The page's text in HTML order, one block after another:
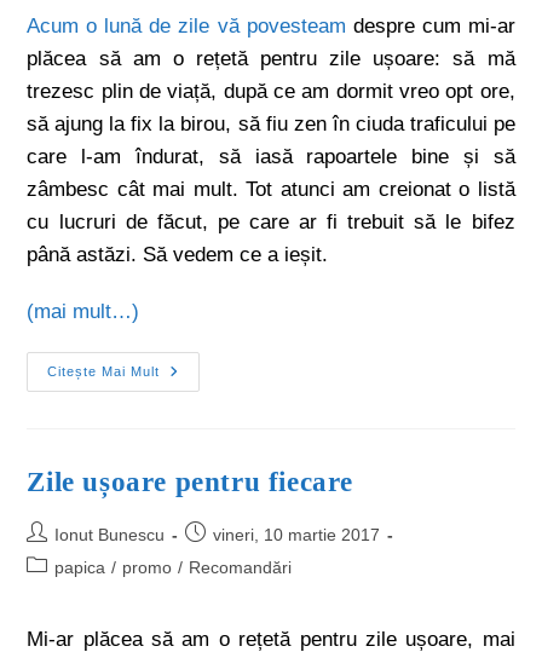
Acum o lună de zile vă povesteam despre cum mi-ar
plăcea să am o rețetă pentru zile ușoare: să mă
trezesc plin de viață, după ce am dormit vreo opt ore,
să ajung la fix la birou, să fiu zen în ciuda traficului pe
care l-am îndurat, să iasă rapoartele bine și să
zâmbesc cât mai mult. Tot atunci am creionat o listă
cu lucruri de făcut, pe care ar fi trebuit să le bifez
până astăzi. Să vedem ce a ieșit.
(mai mult…)
Citește Mai Mult
Zile ușoare pentru fiecare
Ionut Bunescu
vineri, 10 martie 2017
papica / promo / Recomandări
Mi-ar plăcea să am o rețetă pentru zile ușoare, mai